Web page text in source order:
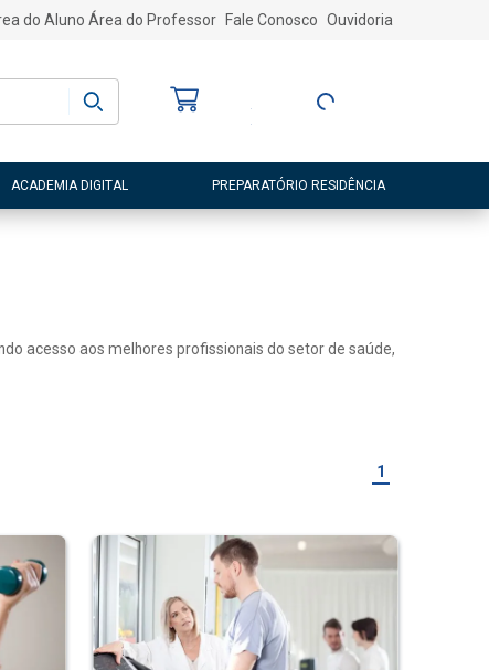
do Aluno Área do Professor Fale Conosco Ouvidoria
Entre ou Cadastre-
ACADEMIA DIGITAL PREPARATÓRIO RESIDÊNCIA
acesso aos melhores profissionais do setor de saúde,
1